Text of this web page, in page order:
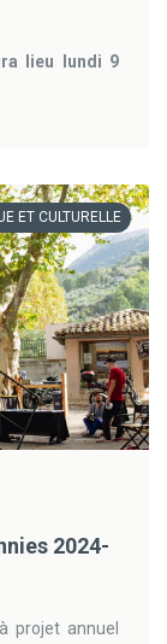
lieu lundi 9
ET CULTURELLE
2024-
projet annuel